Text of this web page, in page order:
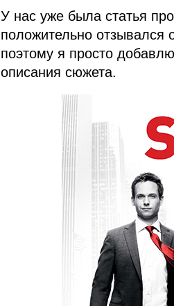
У нас уже была статья
положительно отзывался
поэтому я просто
описания сюжета.